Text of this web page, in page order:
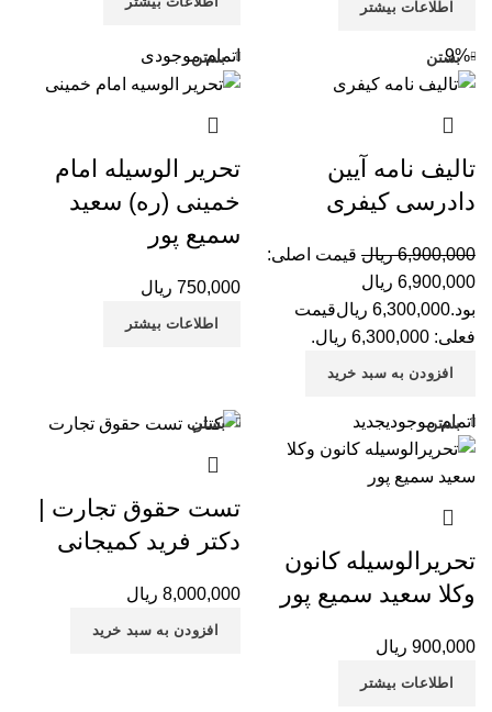
اطلاعات بیشتر
-9% بستن
تالیف نامه آیین
دادرسی کیفری
6,900,000 ریال قیمت اصلی:
6,900,000 ریال
بود.6,300,000 ریالقیمت
فعلی: 6,300,000 ریال.
افزودن به سبد خرید
اتمام موجودی
بستن
تحریر الوسیله امام
خمینی (ره) سعید
سمیع پور
750,000 ریال
اطلاعات بیشتر
اتمام موجودیجدید بستن
تحریرالوسیله کانون
وکلا سعید سمیع پور
900,000 ریال
اطلاعات بیشتر
بستن
تست حقوق تجارت |
دکتر فرید کمیجانی
8,000,000 ریال
افزودن به سبد خرید